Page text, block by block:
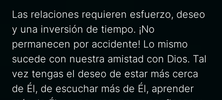
Las relaciones requieren esfuerzo, deseo
y una inversión de tiempo. ¡No
permanecen por accidente! Lo mismo
sucede con nuestra amistad con Dios. Tal
vez tengas el deseo de estar más cerca
de Él, de escuchar más de Él, aprender